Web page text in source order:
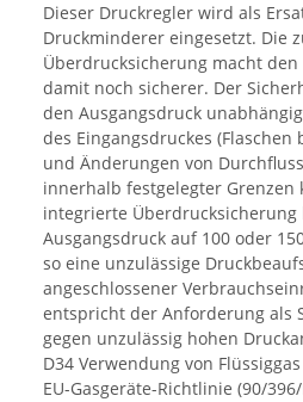
Dieser Druckregler wird als
Druckminderer eingesetzt. Die
Überdrucksicherung macht
damit noch sicherer. Der
den Ausgangsdruck
des Eingangsdruckes (Flaschen
und Änderungen von
innerhalb festgelegter Grenzen
integrierte Überdrucksicherung
Ausgangsdruck auf 100 oder
so eine unzulässige
angeschlossener
entspricht der Anforderung als
gegen unzulässig hohen
D34 Verwendung von
EU-Gasgeräte-Richtlinie (90/396/